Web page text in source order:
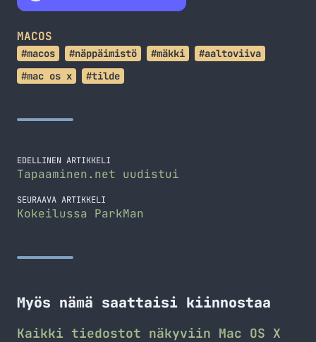
MACOS
#macos #näppäimistö #mäkki
#aaltoviiva
#mac os x
#tilde
EDELLINEN ARTIKKELI
Tapaaminen.net uudistui
SEURAAVA ARTIKKELI
Kokeilussa ParkMan
Myös nämä saattaisi kiinnostaa
Kaikki tiedostot näkyviin Mac OS X